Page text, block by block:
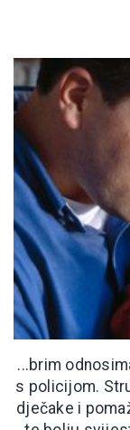
...brim
s policijom.
dječake i